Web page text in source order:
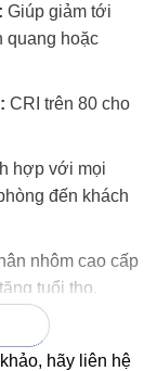
Giúp giảm tới
quang hoặc
CRI trên 80 cho
hợp với mọi
đến khách
nhôm cao cấp
tuổi thọ.
nhẹ, phù hợp
hãy liên hệ